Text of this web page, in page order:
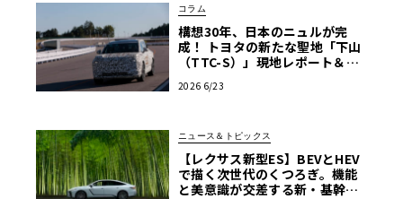
コラム
構想30年、日本のニュルが完
成！ トヨタの新たな聖地「下山
（TTC-S）」現地レポート＆新
2026 6/23
ニュース＆トピックス
【レクサス新型ES】BEVとHEV
で描く次世代のくつろぎ。機能
と美意識が交差する新・基幹セ